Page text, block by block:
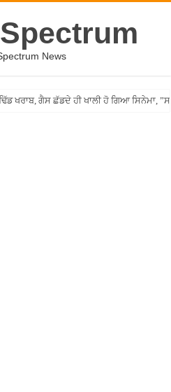
News
ਖਰਾਬ, ਗੈਸ ਛੱਡਦੇ ਹੀ ਖਾਲੀ ਹੋ ਗਿਆ ਸਿਨੇਮਾ,